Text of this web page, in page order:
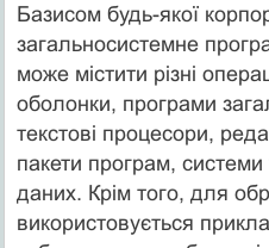
Базисом будь-якої
загальносистемне
може містити різні
оболонки, програми
текстові процесори,
пакети програм,
даних. Крім того, для
використовується